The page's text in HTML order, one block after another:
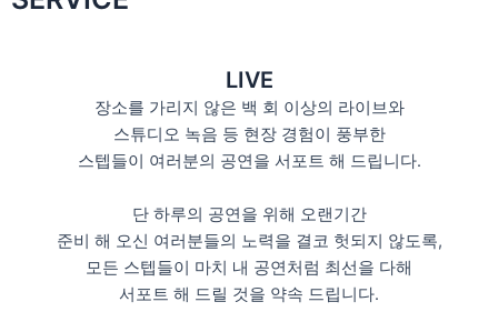
LIVE
장소를 가리지 않은 백 회 이상의 라이브와
스튜디오 녹음 등 현장 경험이 풍부한
스텝들이 여러분의 공연을 서포트 해 드립니다.
단 하루의 공연을 위해 오랜기간
준비 해 오신 여러분들의 노력을 결코 헛되지 않도록,
모든 스텝들이 마치 내 공연처럼 최선을 다해
서포트 해 드릴 것을 약속 드립니다.